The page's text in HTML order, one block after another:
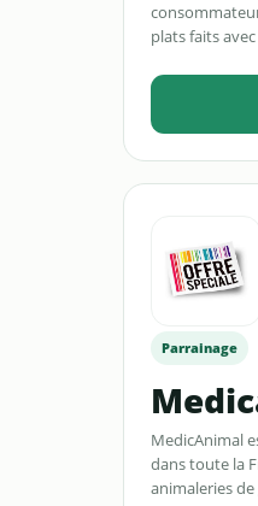
plats faits
parrainage
Parrainage
MedicAnimal
dans toute la
animaleries